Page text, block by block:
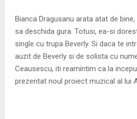
Bianca Dragusanu arata atat de
sa deschida gura. Totusi, ea-si
single cu trupa Beverly. Si daca te
auzit de Beverly si de solista cu
Ceausescu, iti reamintim ca la
prezentat noul proiect muzical al lui